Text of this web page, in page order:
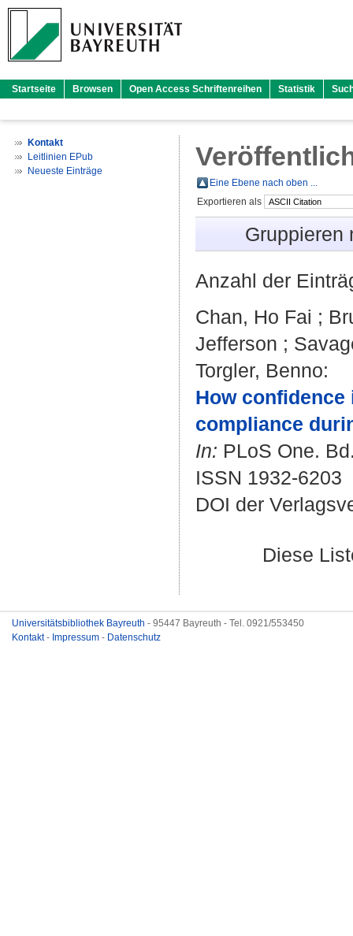
Startseite Browsen Open Access Schriftenreihen Statistik
Kontakt
Leitlinien EPub
Neueste Einträge
Eine Ebene nach oben ...
Exportieren als
Anzahl der
Chan, Ho Fai ;
Jefferson ;
Torgler, Benno:
How
compliance
In: PLoS One.
ISSN 1932-6203
DOI der
Diese
Universitätsbibliothek Bayreuth - 95447 Bayreuth - Tel. 0921/553450
Kontakt- Impressum - Datenschutz